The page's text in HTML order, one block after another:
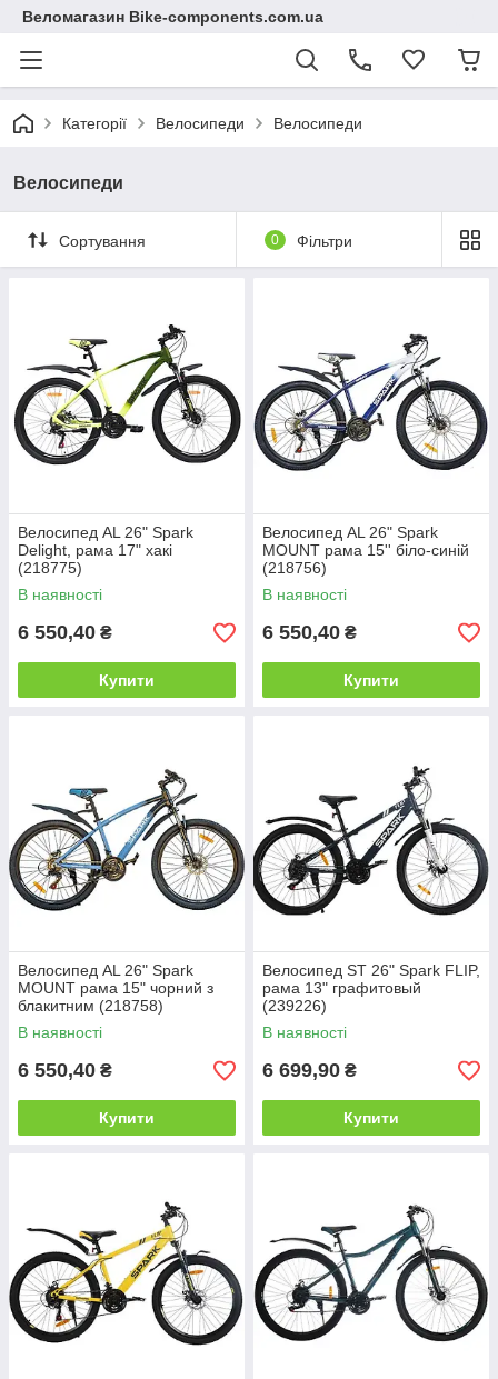
Веломагазин Bike-components.com.ua
Категорії Велосипеди Велосипеди
Велосипеди
Сортування 0 Фільтри
Велосипед AL 26" Spark
Delight, рама 17" хакі
(218775)
В наявності
6 550,40 ₴
Купити
Велосипед AL 26" Spark
MOUNT рама 15'' біло-синій
(218756)
В наявності
6 550,40 ₴
Купити
Велосипед AL 26" Spark
MOUNT рама 15" чорний з
блакитним (218758)
В наявності
6 550,40 ₴
Купити
Велосипед ST 26" Spark FLIP,
рама 13" графитовый
(239226)
В наявності
6 699,90 ₴
Купити